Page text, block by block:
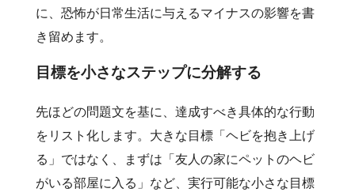
に、恐怖が日常生活に与えるマイナスの影響を書
き留めます。
目標を小さなステップに分解する
先ほどの問題文を基に、達成すべき具体的な行動
をリスト化します。大きな目標「ヘビを抱き上げ
る」ではなく、まずは「友人の家にペットのヘビ
がいる部屋に入る」など、実行可能な小さな目標